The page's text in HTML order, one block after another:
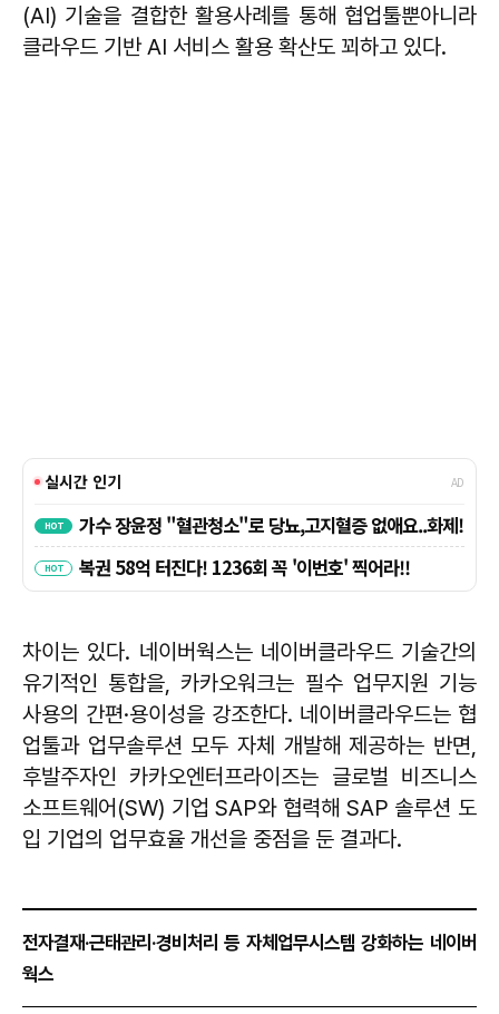
(AI) 기술을 결합한 활용사례를 통해 협업툴뿐아니라
클라우드 기반 AI 서비스 활용 확산도 꾀하고 있다.
차이는 있다. 네이버웍스는 네이버클라우드 기술간의
유기적인 통합을, 카카오워크는 필수 업무지원 기능
사용의 간편·용이성을 강조한다. 네이버클라우드는 협
업툴과 업무솔루션 모두 자체 개발해 제공하는 반면,
후발주자인 카카오엔터프라이즈는 글로벌 비즈니스
소프트웨어(SW) 기업 SAP와 협력해 SAP 솔루션 도
입 기업의 업무효율 개선을 중점을 둔 결과다.
전자결재·근태관리·경비처리 등 자체업무시스템 강화하는 네이버
웍스